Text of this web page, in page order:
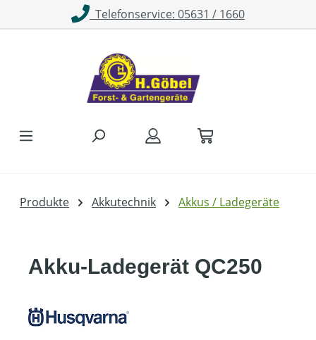
Zum Hauptinhalt springenTelefonservice: 05631 / 1660
Produkte Akkutechnik Akkus / Ladegeräte
Akku-Ladegerät QC250